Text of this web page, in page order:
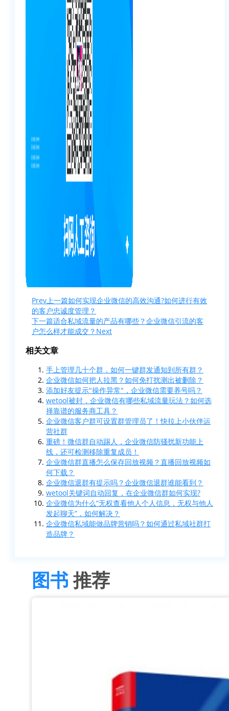
Prev上一篇如何实现企业微信的高效沟通?如何进行有效
的客户忠诚度管理？
下一篇适合私域流量的产品有哪些？企业微信引流的客
户怎么样才能成交？ Next
相关文章
手上管理几十个群，如何一键群发通知到所有群？
企业微信如何把人拉黑？如何免打扰测出被删除？
添加好友提示"操作异常"，企业微信需要养号吗？
wetool被封，企业微信有哪些私域流量玩法？如何选
择靠谱的服务商工具？
企业微信客户群可设置群管理员了！快拉上小伙伴运
营社群
重磅！微信群自动踢人，企业微信防骚扰新功能上
线，还可检测移除重复成员！
企业微信群直播怎么保存回放视频？直播回放视频如
何下载？
企业微信退群有提示吗？企业微信退群谁能看到？
wetool关键词自动回复，在企业微信群如何实现?
企业微信为什么“无权查看他人个人信息，无权与他人
发起聊天”，如何解决？
企业微信私域能做品牌营销吗？如何通过私域社群打
造品牌？
图书推荐